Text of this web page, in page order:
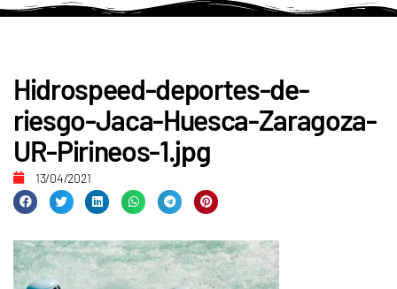
Hidrospeed-deportes-de-
riesgo-Jaca-Huesca-Zaragoza-
UR-Pirineos-1.jpg
13/04/2021